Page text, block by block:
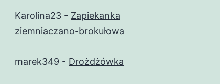
Karolina23 - Zapiekanka
ziemniaczano-brokułowa
marek349 - Drożdżówka